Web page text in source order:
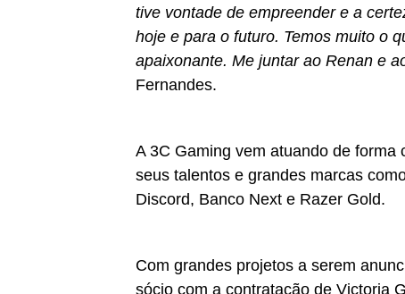
tive vontade de empreender e a
hoje e para o futuro. Temos muito o
apaixonante. Me juntar ao Renan e
Fernandes.
A 3C Gaming vem atuando de
seus talentos e grandes marcas
Discord, Banco Next e Razer Gold.
Com grandes projetos a serem
sócio com a contratação de Victoria